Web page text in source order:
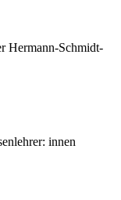
Hermann-Schmidt-
innen